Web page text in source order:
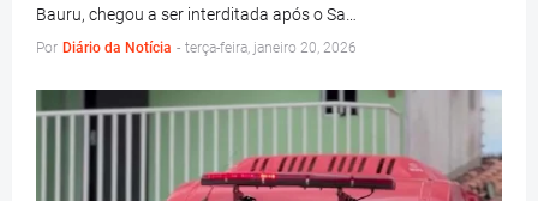
Bauru, chegou a ser interditada após o Sa…
Por Diário da Notícia - terça-feira, janeiro 20, 2026